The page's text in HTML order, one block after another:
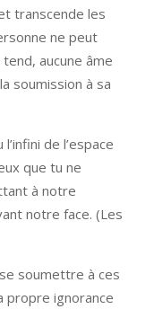
transcende les
ne peut
aucune âme
soumission à sa
de l’espace
que tu ne
à notre
notre face. (Les
soumettre à ces
propre ignorance